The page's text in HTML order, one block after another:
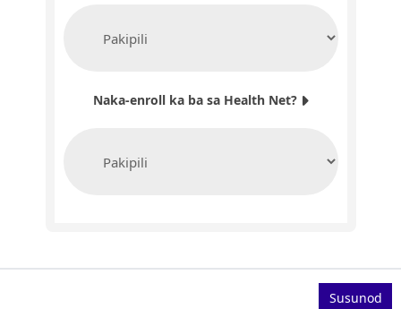
Naka-enroll ka ba sa Health Net?